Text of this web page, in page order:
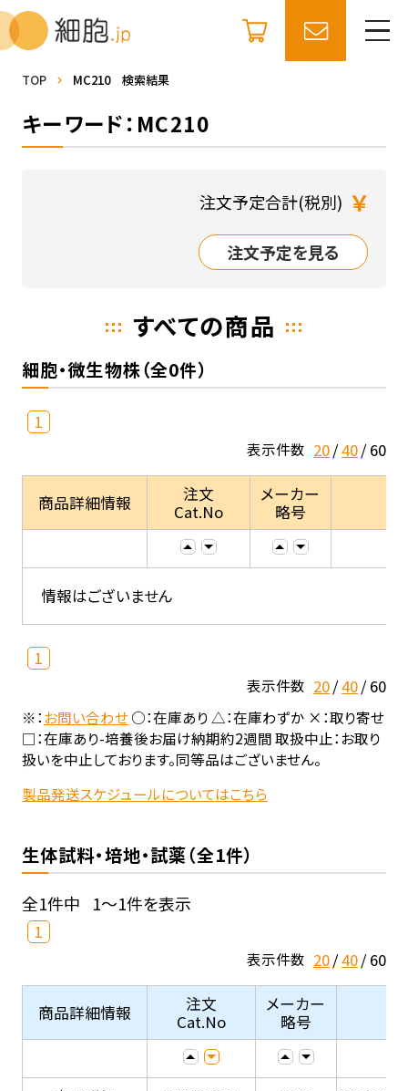
TOP MC210 検索結果
キーワード：MC210
注文予定合計(税別) ￥
注文予定を見る
すべての商品
細胞・微生物株（全0件）
1
表示件数 20 40 60
商品詳細情報
注文
Cat.No
メーカー
略号
情報はございません
1
表示件数 20 40 60
※：お問い合わせ○：在庫あり △：在庫わずか ×：取り寄せ
□：在庫あり-培養後お届け納期約2週間 取扱中止：お取り
扱いを中止しております。同等品はございません。
製品発送スケジュールについてはこちら
生体試料・培地・試薬（全1件）
全1件中 1～1件を表示
1
表示件数 20 40 60
商品詳細情報
注文
Cat.No
メーカー
略号